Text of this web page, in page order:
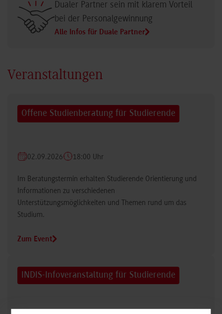
Dualer Partner sein mit klarem Vorteil
bei der Personalgewinnung
Alle Infos für Duale Partner
Veranstaltungen
Offene Studienberatung für Studierende
02.09.2026 18:00 Uhr
Im Beratungstermin erhalten Studierende Orientierung und
Informationen zu verschiedenen
Unterstützungsmöglichkeiten und Themen rund um das
Studium.
Zum Event
INDIS-Infoveranstaltung für Studierende